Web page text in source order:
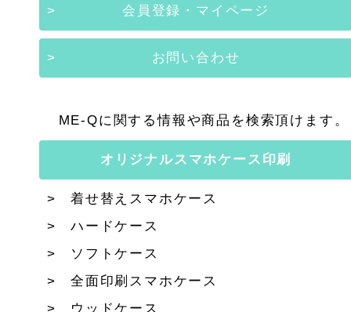
会員登録・マイページ
お問い合わせ
ME-Qに関する情報や商品を検索頂けます。
オリジナルスマホケース印刷
着せ替えスマホケース
ハードケース
ソフトケース
全面印刷スマホケース
ウッドケース